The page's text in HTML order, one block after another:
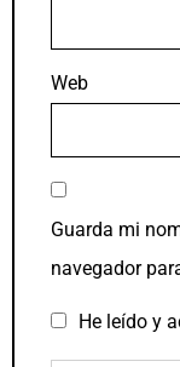
Web
Guarda mi
navegador
He leído y